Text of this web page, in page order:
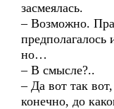
засмеялась.
– Возможно.
предполагалось
но…
– В смысле?..
– Да вот так
конечно, до